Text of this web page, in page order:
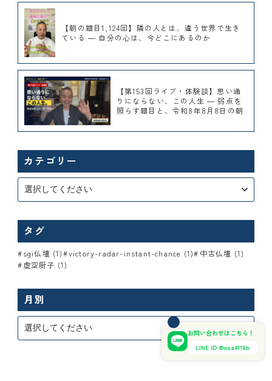
【朝の題目1,124回】隣の人とは、違う世界で生き
ている ― 自分の心は、今どこにあるのか
【第153回ライブ・体験談】思い通
りにならない、この人生 ― 弱点を
照らす題目と、令和8年8月8日の朝
カテゴリー
タグ
sgi仏壇 (1) victory-radar-instant-chance (1)
中古仏壇 (1)
虚空厨子 (1)
月別
お問い合わせはこちら！
LINE ID @osa4118b